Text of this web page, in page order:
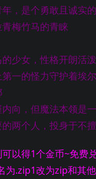
，是个勇敢且诚实
梅竹马的青睐
少女，性格开朗活
一的怪力守护着埃
向，但魔法本领是
两个人，投身于不擅
可以得1个金币~免费
.zip1改为zip和其他